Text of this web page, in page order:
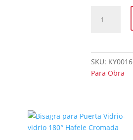
cantidad
SKU: KY0016
Para Obra